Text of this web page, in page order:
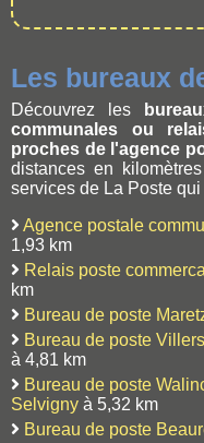
Les bureaux
Découvrez les
communales ou
proches de l'agence
distances en
services de La Poste
Agence postale
1,93 km
Relais poste
km
Bureau de poste
Bureau de poste
à 4,81 km
Bureau de poste
Selvigny à 5,32 km
Bureau de poste